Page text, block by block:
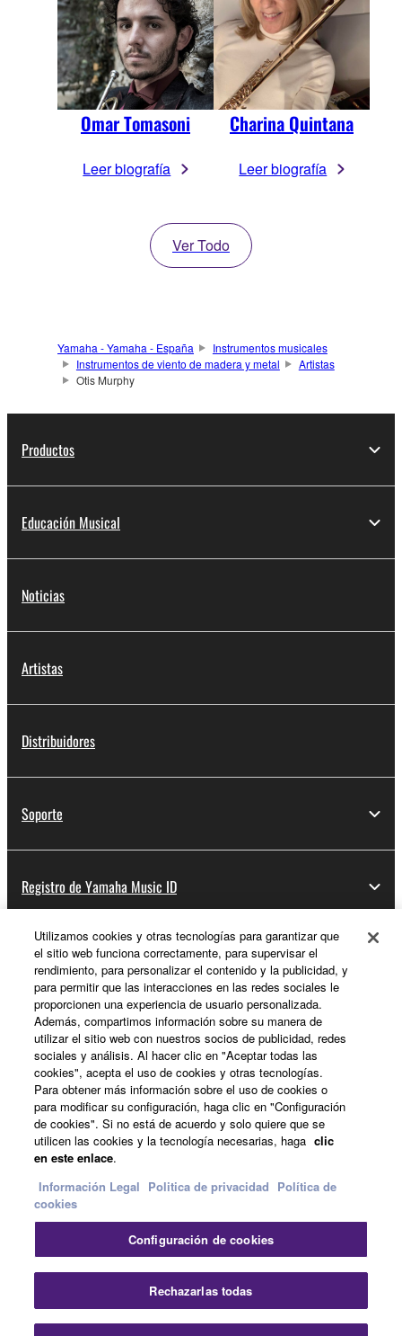
Omar Tomasoni
Leer biografía
Charina Quintana
Leer biografía
Ver Todo
Yamaha - Yamaha - España
Instrumentos musicales
Instrumentos de viento de madera y metal
Artistas
Otis Murphy
Productos
Educación Musical
Noticias
Artistas
Distribuidores
Soporte
Registro de Yamaha Music ID
Acerca de Yamaha
España - Spanish
Empresa
Contacte con nosotrosTerminos de uso
Politica de privacidadPolítica de cookies
Información Legal
© Yamaha Corporation.
Utilizamos cookies y otras tecnologías para garantizar que
el sitio web funciona correctamente, para supervisar el
rendimiento, para personalizar el contenido y la publicidad, y
para permitir que las interacciones en las redes sociales le
proporcionen una experiencia de usuario personalizada.
Además, compartimos información sobre su manera de
utilizar el sitio web con nuestros socios de publicidad, redes
sociales y análisis. Al hacer clic en "Aceptar todas las
cookies", acepta el uso de cookies y otras tecnologías.
Para obtener más información sobre el uso de cookies o
para modificar su configuración, haga clic en "Configuración
de cookies". Si no está de acuerdo y solo quiere que se
utilicen las cookies y la tecnología necesarias, haga clic
en este enlace.
Información Legal Politica de privacidad Política de
cookies
Configuración de cookies
Rechazarlas todas